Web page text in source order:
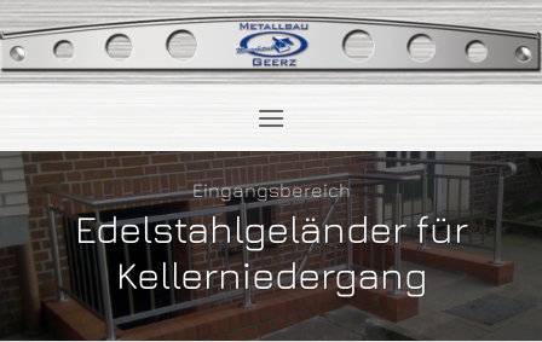
Zum
Inhalt
springen
Eingangsbereich
Edelstahlgeländer für
Kellerniedergang